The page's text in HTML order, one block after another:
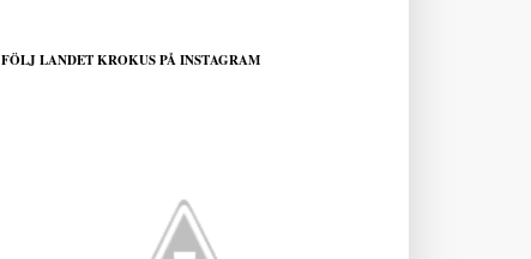
FÖLJ LANDET KROKUS PÅ INSTAGRAM